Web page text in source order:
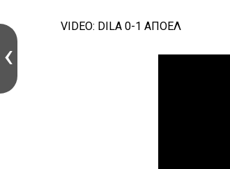
VIDEO: DILA 0-1 ΑΠΟΕΛ